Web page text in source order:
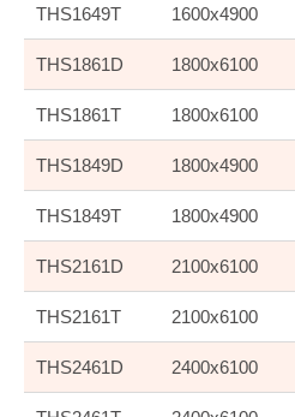
THS1649T 1600x4900
THS1861D 1800x6100
THS1861T 1800x6100
THS1849D 1800x4900
THS1849T 1800x4900
THS2161D 2100x6100
THS2161T 2100x6100
THS2461D 2400x6100
(SDE), 2021